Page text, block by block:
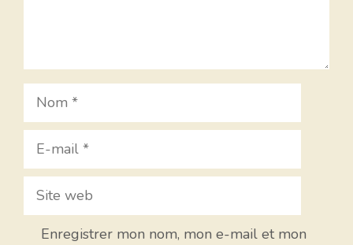
Nom
E-
Site
Enregistrer mon nom, mon e-mail et mon